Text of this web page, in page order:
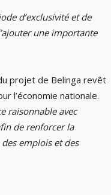
d’exclusivité et de
une importante
projet de Belinga revêt
l’économie nationale.
raisonnable avec
de renforcer la
emplois et des